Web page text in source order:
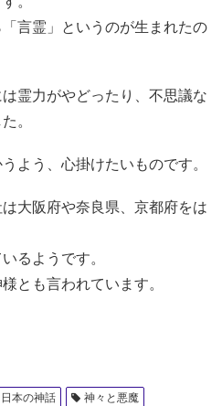
言霊」というのが生まれたの
霊力がやどったり、不思議な
。
よう、心掛けたいものです。
大阪府や奈良県、京都府をは
るようです。
とも言われています。
日本の神話 神々と悪魔